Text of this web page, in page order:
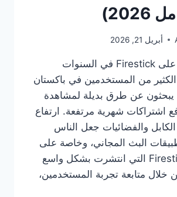
أبريل 21, 2026
Alostora TV على Firestick في السنوات
الكثير من المستخدمين في باكستان
يبحثون عن طرق بديلة لمشاهدة
اشتراكات شهرية مرتفعة. ارتفاع
والفضائيات جعل الناس
البث المجاني، وخاصة على
أجهزة مثل Firestick التي انتشرت بشكل واسع
خلال متابعة تجربة المستخدمين،